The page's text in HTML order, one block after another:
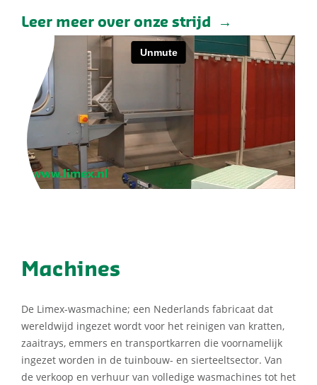
Leer meer over onze strijd
Machines
De Limex-wasmachine; een Nederlands fabricaat dat
wereldwijd ingezet wordt voor het reinigen van kratten,
zaaitrays, emmers en transportkarren die voornamelijk
ingezet worden in de tuinbouw- en sierteeltsector. Van
de verkoop en verhuur van volledige wasmachines tot het